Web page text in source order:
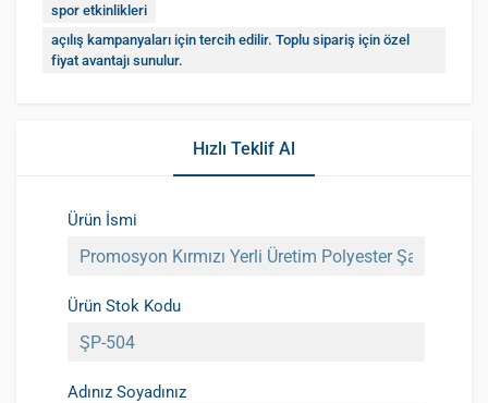
spor etkinlikleri
açılış kampanyaları için tercih edilir. Toplu sipariş için özel
fiyat avantajı sunulur.
Hızlı Teklif Al
Ürün İsmi
Ürün Stok Kodu
Adınız Soyadınız